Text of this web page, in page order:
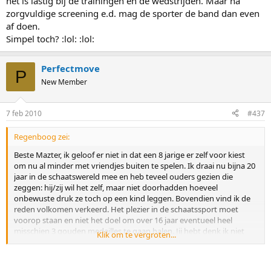
zorgvuldige screening e.d. mag de sporter de band dan even
af doen.
Simpel toch? :lol: :lol:
P Perfectmove
New Member
7 feb 2010 #437
Regenboog zei:
Beste Mazter, ik geloof er niet in dat een 8 jarige er zelf voor kiest
om nu al minder met vriendjes buiten te spelen. Ik draai nu bijna 20
jaar in de schaatswereld mee en heb teveel ouders gezien die
zeggen: hij/zij wil het zelf, maar niet doorhadden hoeveel
onbewuste druk ze toch op een kind leggen. Bovendien vind ik de
reden volkomen verkeerd. Het plezier in de schaatssport moet
voorop staan en niet het doel om over 16 jaar eventueel heel
misschien 3 gouden medailles te gaan halen. Jij hebt denk ik niet
door wat er allemaal voor nodig is om de top te halen, bij een 8
Klik om te vergroten...